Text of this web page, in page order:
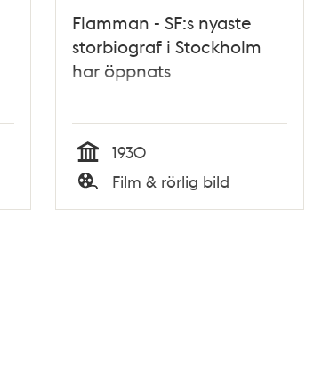
Flamman - SF:s nyaste
storbiograf i Stockholm
har öppnats
Tid
1930
Typ
Film & rörlig bild